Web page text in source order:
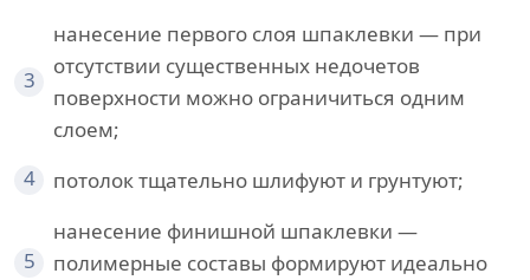
3
нанесение первого слоя шпаклевки — при
отсутствии существенных недочетов
поверхности можно ограничиться одним
слоем;
4
потолок тщательно шлифуют и грунтуют;
5
нанесение финишной шпаклевки —
полимерные составы формируют идеально